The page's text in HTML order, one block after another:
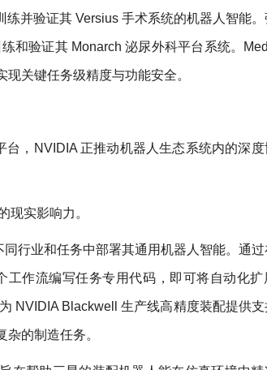
并验证其 Versius 手术系统的机器人智能
和验证其 Monarch 泌尿外科平台系统。
关键任务级精度与功能安全。
，NVIDIA 正推动机器人生态系统内的深
现实影响力。
行业和任务中部署其通用机器人智能。通
作流编写任务专用代码，即可将自动化扩
NVIDIA Blackwell 生产线高精度装配提供支
的制造任务。